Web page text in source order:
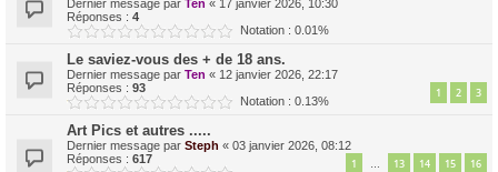
Dernier message par Ten « 17 janvier 2026, 10:30
Réponses : 4
Notation : 0.01%
Le saviez-vous des + de 18 ans.
Dernier message par Ten « 12 janvier 2026, 22:17
Réponses : 93 1 2 3
Notation : 0.13%
Art Pics et autres .....
Dernier message par Steph « 03 janvier 2026, 08:12
Réponses : 617 1 … 13 14 15 16